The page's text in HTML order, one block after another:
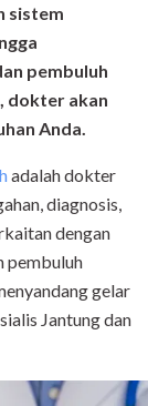
sistem
pembuluh
dokter akan
Anda.
adalah dokter
diagnosis,
dengan
pembuluh
gelar
Jantung dan